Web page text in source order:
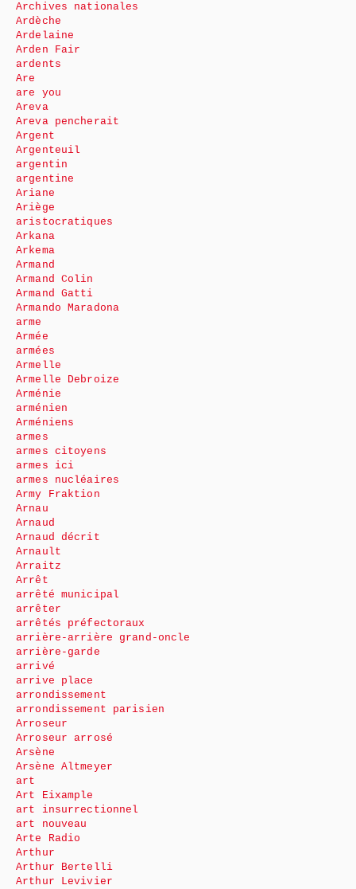
Archives nationales
Ardèche
Ardelaine
Arden Fair
ardents
Are
are you
Areva
Areva pencherait
Argent
Argenteuil
argentin
argentine
Ariane
Ariège
aristocratiques
Arkana
Arkema
Armand
Armand Colin
Armand Gatti
Armando Maradona
arme
Armée
armées
Armelle
Armelle Debroize
Arménie
arménien
Arméniens
armes
armes citoyens
armes ici
armes nucléaires
Army Fraktion
Arnau
Arnaud
Arnaud décrit
Arnault
Arraitz
Arrêt
arrêté municipal
arrêter
arrêtés préfectoraux
arrière-arrière grand-oncle
arrière-garde
arrivé
arrive place
arrondissement
arrondissement parisien
Arroseur
Arroseur arrosé
Arsène
Arsène Altmeyer
art
Art Eixample
art insurrectionnel
art nouveau
Arte Radio
Arthur
Arthur Bertelli
Arthur Levivier